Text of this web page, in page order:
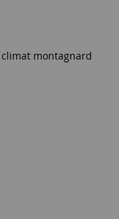
climat montagnard